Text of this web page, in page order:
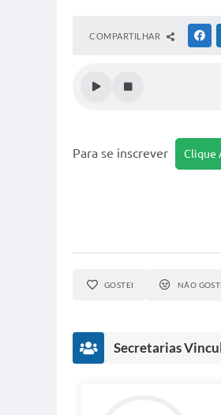
COMPARTILHAR
Para se inscrever Clique
GOSTEI NÃO
Secretarias